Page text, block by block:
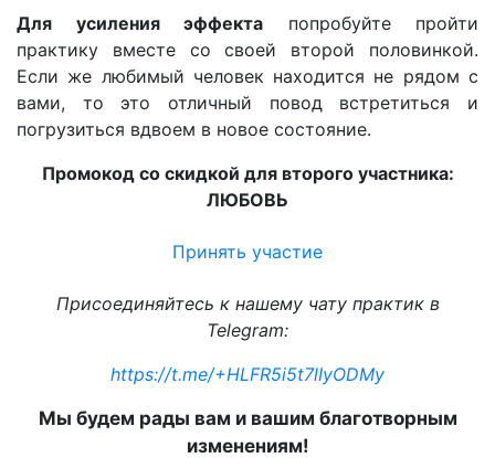
Для усиления эффекта попробуйте пройти
практику вместе со своей второй половинкой.
Если же любимый человек находится не рядом с
вами, то это отличный повод встретиться и
погрузиться вдвоем в новое состояние.
Промокод со скидкой для второго участника:
ЛЮБОВЬ
Принять участие
Присоединяйтесь к нашему чату практик в
Telegram:
https://t.me/+HLFR5i5t7lIyODMy
Мы будем рады вам и вашим благотворным
изменениям!